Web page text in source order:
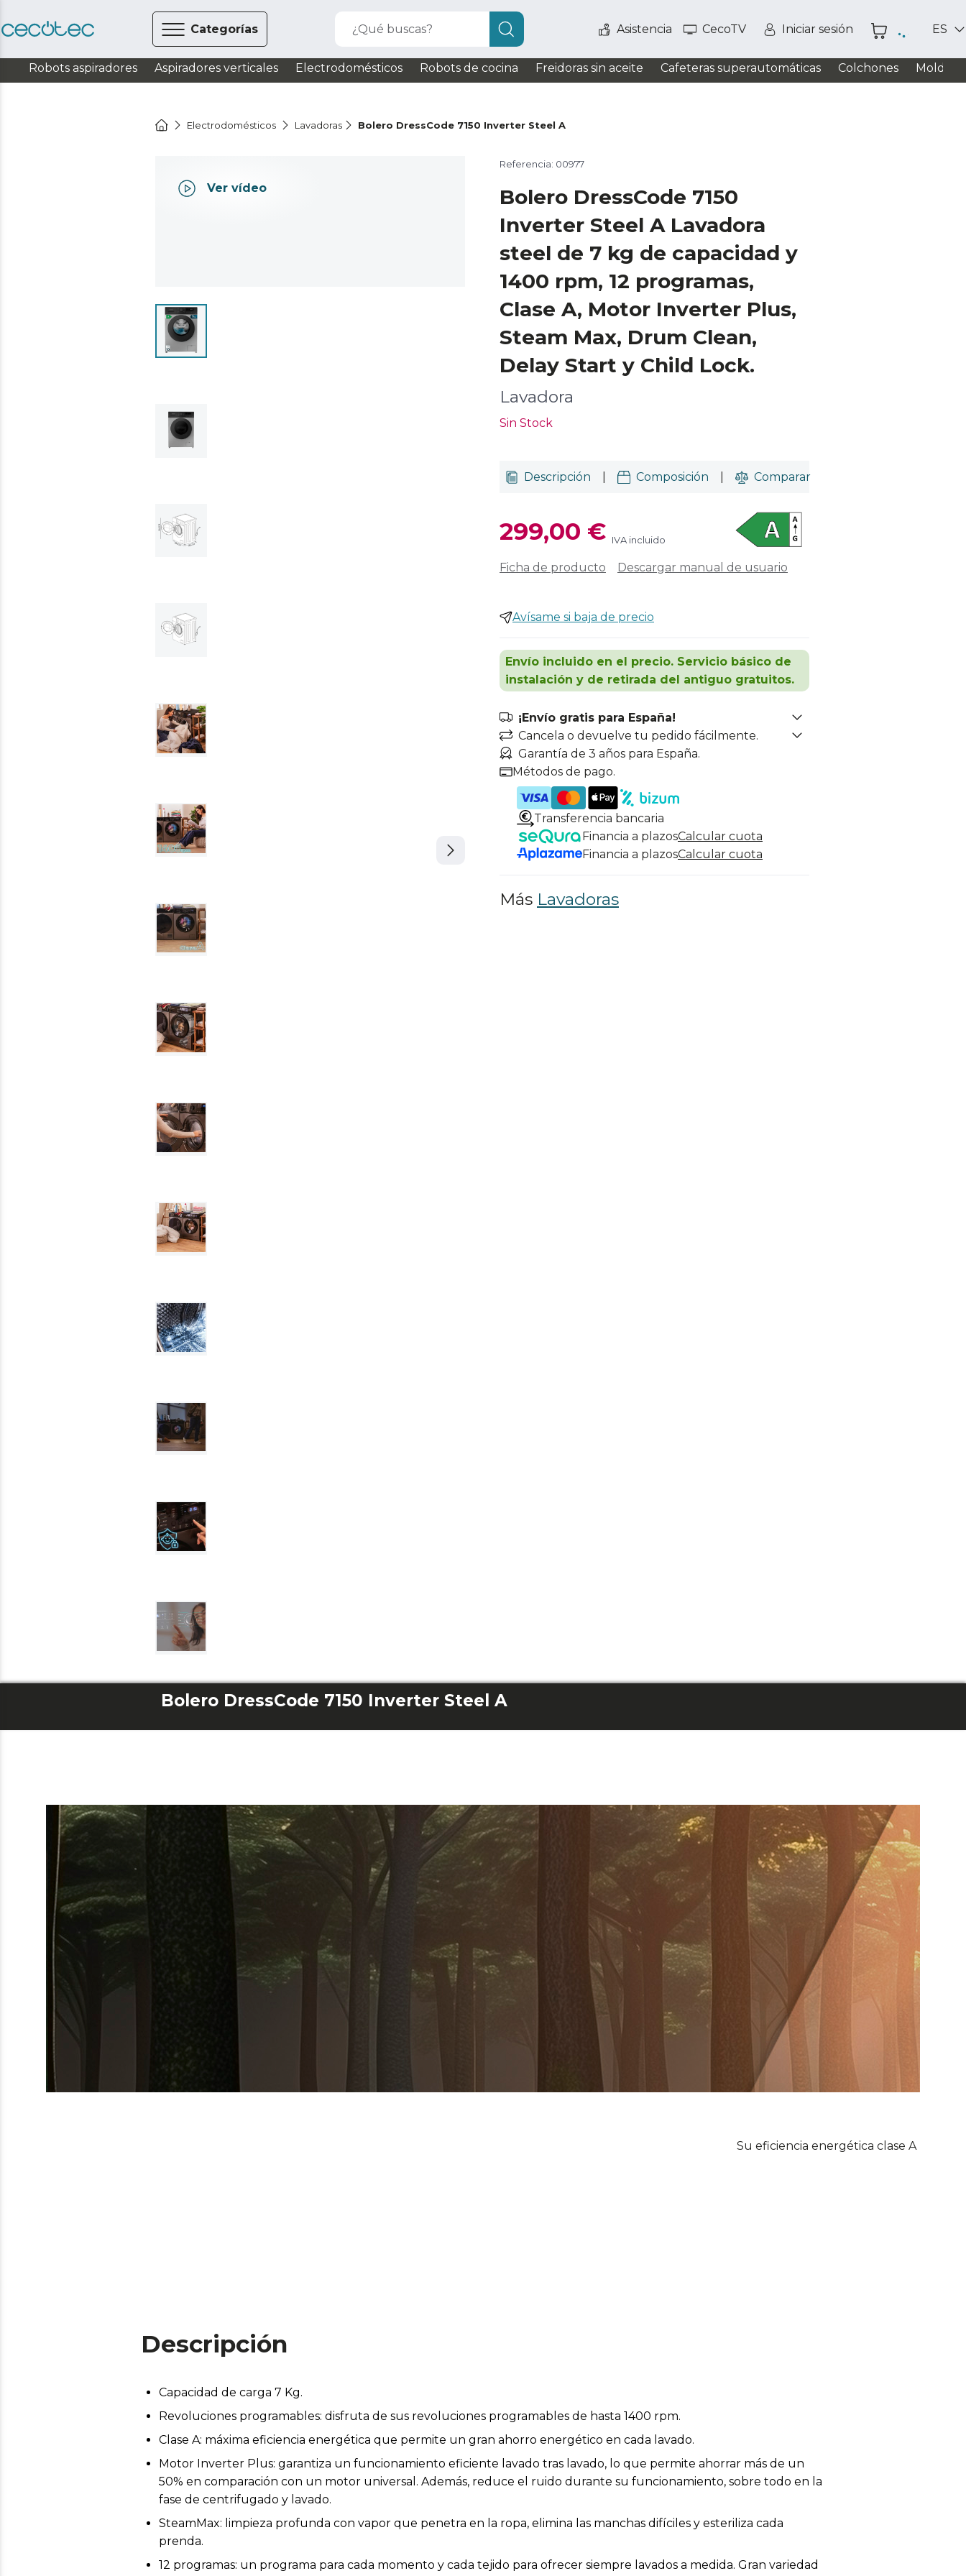
Categorías ¿Qué buscas? Asistencia CecoTV Iniciar sesión ES
Robots aspiradores Aspiradores verticales Electrodomésticos Robots de cocina Freidoras sin aceite Cafeteras superautomáticas Colchones
Electrodomésticos Lavadoras Bolero DressCode 7150 Inverter Steel A
Ver vídeo
Referencia: 00977
Bolero DressCode 7150
Inverter Steel A Lavadora
steel de 7 kg de capacidad y
1400 rpm, 12 programas,
Clase A, Motor Inverter Plus,
Steam Max, Drum Clean,
Delay Start y Child Lock.
Lavadora
Sin Stock
Descripción Composición Comparar
299,00 € IVA incluido
Ficha de producto Descargar manual de usuario
Avísame si baja de precio
Envío incluido en el precio. Servicio básico de
instalación y de retirada del antiguo gratuitos.
¡Envío gratis para España!
Cancela o devuelve tu pedido fácilmente.
Garantía de 3 años para España.
Métodos de pago.
Transferencia bancaria
Financia a plazosCalcular cuota
Financia a plazosCalcular cuota
Más Lavadoras
Bolero DressCode 7150 Inverter Steel A
Su eficiencia energética clase A , su
Descripción
Capacidad de carga 7 Kg.
Revoluciones programables: disfruta de sus revoluciones programables de hasta 1400 rpm.
Clase A: máxima eficiencia energética que permite un gran ahorro energético en cada lavado.
Motor Inverter Plus: garantiza un funcionamiento eficiente lavado tras lavado, lo que permite ahorrar más de un
50% en comparación con un motor universal. Además, reduce el ruido durante su funcionamiento, sobre todo en la
fase de centrifugado y lavado.
SteamMax: limpieza profunda con vapor que penetra en la ropa, elimina las manchas difíciles y esteriliza cada
prenda.
12 programas: un programa para cada momento y cada tejido para ofrecer siempre lavados a medida. Gran variedad